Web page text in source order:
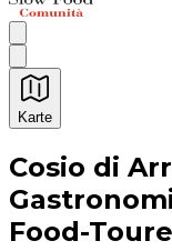
Karte
Unvergessliche
Cosio di
Food-